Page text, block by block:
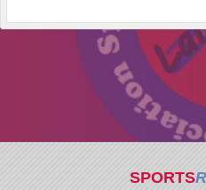
SPORTS